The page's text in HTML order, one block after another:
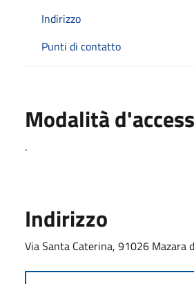
Indirizzo
Punti di contatto
Modalità
.
Indirizzo
Via Santa Caterina, 91026 Mazara